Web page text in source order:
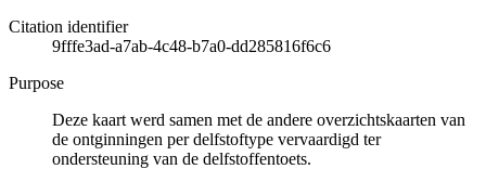
Citation identifier
9fffe3ad-a7ab-4c48-b7a0-dd285816f6c6
Purpose
Deze kaart werd samen met de andere overzichtskaarten van
de ontginningen per delfstoftype vervaardigd ter
ondersteuning van de delfstoffentoets.